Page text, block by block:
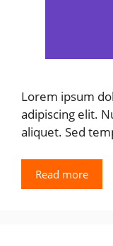
Lorem ipsum
adipiscing elit.
aliquet. Sed
Read more